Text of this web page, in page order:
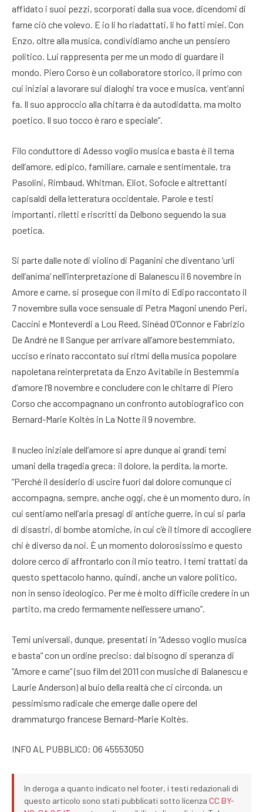
affidato i suoi pezzi, scorporati dalla sua voce, dicendomi di
farne ciò che volevo. E io li ho riadattati, li ho fatti miei. Con
Enzo, oltre alla musica, condividiamo anche un pensiero
politico. Lui rappresenta per me un modo di guardare il
mondo. Piero Corso è un collaboratore storico, il primo con
cui iniziai a lavorare sui dialoghi tra voce e musica, vent’anni
fa. Il suo approccio alla chitarra è da autodidatta, ma molto
poetico. Il suo tocco è raro e speciale”.
Filo conduttore di Adesso voglio musica e basta è il tema
dell’amore, edipico, familiare, carnale e sentimentale, tra
Pasolini, Rimbaud, Whitman, Eliot, Sofocle e altrettanti
capisaldi della letteratura occidentale. Parole e testi
importanti, riletti e riscritti da Delbono seguendo la sua
poetica.
Si parte dalle note di violino di Paganini che diventano ‘urli
dell’anima’ nell’interpretazione di Balanescu il 6 novembre in
Amore e carne, si prosegue con il mito di Edipo raccontato il
7 novembre sulla voce sensuale di Petra Magoni unendo Peri,
Caccini e Monteverdi a Lou Reed, Sinéad O’Connor e Fabrizio
De André ne Il Sangue per arrivare all’amore bestemmiato,
ucciso e rinato raccontato sui ritmi della musica popolare
napoletana reinterpretata da Enzo Avitabile in Bestemmia
d’amore l’8 novembre e concludere con le chitarre di Piero
Corso che accompagnano un confronto autobiografico con
Bernard-Marie Koltès in La Notte il 9 novembre.
Il nucleo iniziale dell’amore si apre dunque ai grandi temi
umani della tragedia greca: il dolore, la perdita, la morte.
“Perché il desiderio di uscire fuori dal dolore comunque ci
accompagna, sempre, anche oggi, che è un momento duro, in
cui sentiamo nell’aria presagi di antiche guerre, in cui si parla
di disastri, di bombe atomiche, in cui c’è il timore di accogliere
chi è diverso da noi. È un momento dolorosissimo e questo
dolore cerco di affrontarlo con il mio teatro. I temi trattati da
questo spettacolo hanno, quindi, anche un valore politico,
non in senso ideologico. Per me è molto difficile credere in un
partito, ma credo fermamente nell’essere umano”.
Temi universali, dunque, presentati in “Adesso voglio musica
e basta” con un ordine preciso: dal bisogno di speranza di
“Amore e carne” (suo film del 2011 con musiche di Balanescu e
Laurie Anderson) al buio della realtà che ci circonda, un
pessimismo radicale che emerge dalle opere del
drammaturgo francese Bernard-Marie Koltès.
INFO AL PUBBLICO: 06 45553050
In deroga a quanto indicato nel footer, i testi redazionali di
questo articolo sono stati pubblicati sotto licenza CC BY-